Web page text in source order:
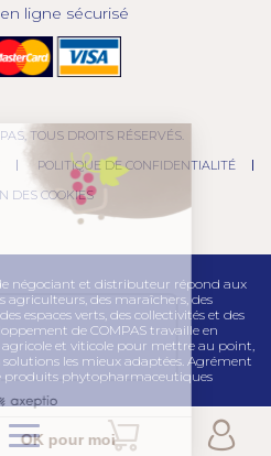
Toggle navigation
ligne sécurisé
TOUS DROITS RÉSERVÉS.
POLITIQUE DE CONFIDENTIALITÉ
DES COOKIES
négociant et distributeur répond aux
agriculteurs, des maraîchers, des
espaces verts, des collectivités et des
de COMPAS travaille en
et viticole pour mettre au point,
solutions les mieux adaptées. Agrément
produits phytopharmaceutiques